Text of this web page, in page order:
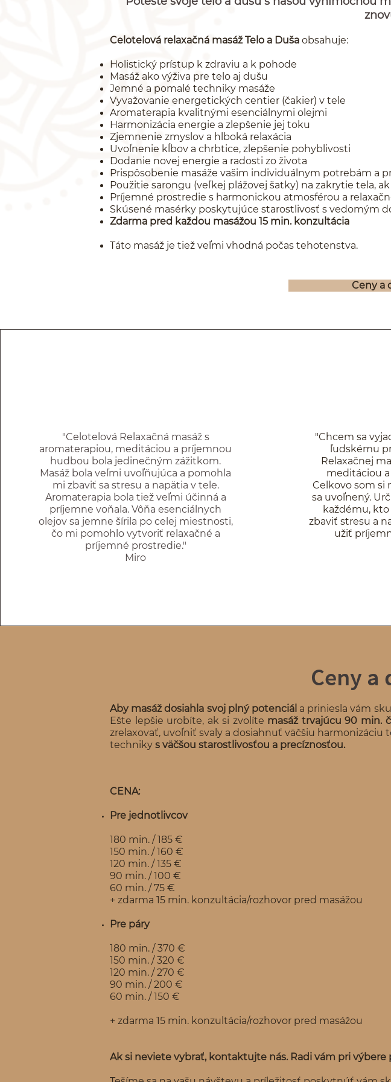
Celotelová relaxačná masáž Telo a Duša obsahuje:
Holistický prístup k zdraviu a k pohode
Masáž ako výživa pre telo aj dušu
Jemné a pomalé techniky masáže
Vyvažovanie energetických centier (čakier) v tele
Aromaterapia kvalitnými esenciálnymi olejmi
Harmonizácia energie a zlepšenie jej toku
Zjemnenie zmyslov a hlboká relaxácia
Uvoľnenie kĺbov a chrbtice, zlepšenie pohyblivosti
Dodanie novej energie a radosti zo života
Prispôsobenie masáže vašim individuálnym potrebám a
Použitie sarongu (veľkej plážovej šatky) na zakrytie tela,
Príjemné prostredie s harmonickou atmosférou a
Skúsené masérky poskytujúce starostlivosť s vedomým
Zdarma pred každou masážou 15 min. konzultácia
Táto masáž je tiež veľmi vhodná počas tehotenstva.
Ceny a
"Celotelová Relaxačná masáž s
aromaterapiou, meditáciou a príjemnou
hudbou bola jedinečným zážitkom.
Masáž bola veľmi uvoľňujúca a pomohla
mi zbaviť sa stresu a napätia v tele.
Aromaterapia bola tiež veľmi účinná a
príjemne voňala. Vôňa esenciálnych
olejov sa jemne šírila po celej miestnosti,
čo mi pomohlo vytvoriť relaxačné a
príjemné prostredie."
Miro
"Chcem sa
ľudskému
Relaxačnej
meditáciou
Celkovo som si
sa uvoľnený.
každému, kto
zbaviť stresu a
užiť
Ceny a
Aby masáž dosiahla svoj plný potenciál a priniesla vám
Ešte lepšie urobíte, ak si zvolíte masáž trvajúcu 90 min.
zrelaxovať, uvoľniť svaly a dosiahnuť väčšiu harmonizáciu
techniky s väčšou starostlivosťou a precíznosťou.
CENA:
Pre jednotlivcov
180 min. / 185 €
150 min. / 160 €
120 min. / 135 €
90 min. / 100 €
60 min. / 75 €
+ zdarma 15 min. konzultácia/rozhovor pred masážou
Pre páry
180 min. / 370 €
150 min. / 320 €
120 min. / 270 €
90 min. / 200 €
60 min. / 150 €
+ zdarma 15 min. konzultácia/rozhovor pred masážou
Ak si neviete vybrať, kontaktujte nás. Radi vám pri výbere